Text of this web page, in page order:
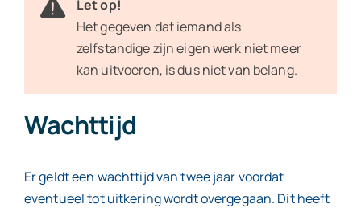
Let op!
Het gegeven dat iemand als
zelfstandige zijn eigen werk niet meer
kan uitvoeren, is dus niet van belang.
Wachttijd
Er geldt een wachttijd van twee jaar voordat
eventueel tot uitkering wordt overgegaan. Dit heeft